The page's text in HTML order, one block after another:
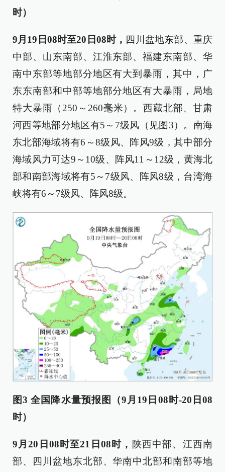
时）
9月19日08时至20日08时， 四川盆地东部、重庆
中部、山东南部、江淮东部、福建东南部、华
南中东部等地部分地区有大到暴雨，其中，广
东东南部和中部等地部分地区有大暴雨，局地
特大暴雨（250～260毫米）。西藏北部、甘肃
河西等地部分地区有5～7级风（见图3）。南海
东北部海域将有6～8级风、阵风9级，其中部分
海域风力可达9～10级、阵风11～12级，黄海北
部和南部海域将有5～7级风、阵风8级，台湾海
峡将有6～7级风、阵风8级。
图3 全国降水量预报图（9月19日08时-20日08
时）
9月20日08时至21日08时， 陕西中部、江西南
部、四川盆地东北部、华南中北部和南部等地